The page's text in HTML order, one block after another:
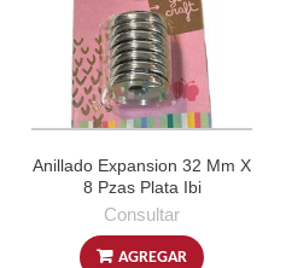
Anillado Expansion 32 Mm X
8 Pzas Plata Ibi
Consultar
AGREGAR